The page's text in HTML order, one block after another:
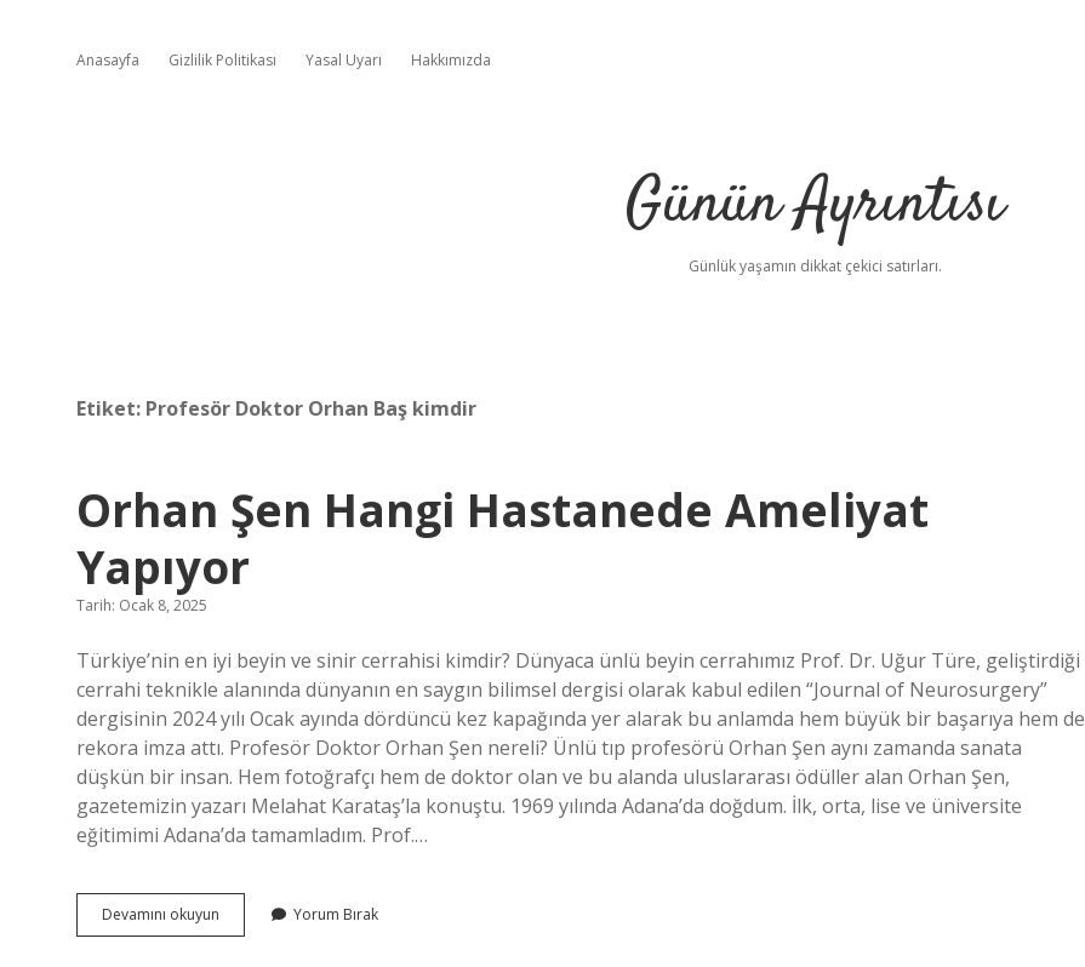
Anasayfa Gizlilik Politikası Yasal Uyarı Hakkımızda
Günün Ayrıntısı
Günlük yaşamın dikkat çekici satırları.
Etiket: Profesör Doktor Orhan Baş kimdir
Orhan Şen Hangi Hastanede Ameliyat
Yapıyor
Tarih: Ocak 8, 2025
Türkiye’nin en iyi beyin ve sinir cerrahisi kimdir? Dünyaca ünlü beyin cerrahımız Prof. Dr. Uğur Türe, geliştirdiği
cerrahi teknikle alanında dünyanın en saygın bilimsel dergisi olarak kabul edilen “Journal of Neurosurgery”
dergisinin 2024 yılı Ocak ayında dördüncü kez kapağında yer alarak bu anlamda hem büyük bir başarıya hem de
rekora imza attı. Profesör Doktor Orhan Şen nereli? Ünlü tıp profesörü Orhan Şen aynı zamanda sanata
düşkün bir insan. Hem fotoğrafçı hem de doktor olan ve bu alanda uluslararası ödüller alan Orhan Şen,
gazetemizin yazarı Melahat Karataş’la konuştu. 1969 yılında Adana’da doğdum. İlk, orta, lise ve üniversite
eğitimimi Adana’da tamamladım. Prof.…
Devamını okuyun
Şen
Yorum Bırak